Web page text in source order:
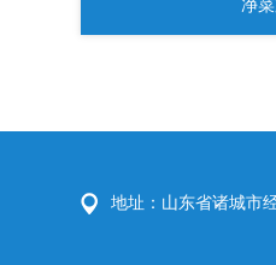
净
地址：山东省诸城市